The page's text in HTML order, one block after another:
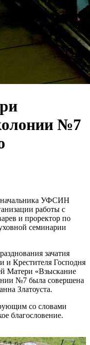
№7
УФСИН
работы с
и проректор по
семинарии
зачатия
и Крестителя Господня
Матери «Взыскание
№7 была совершена
Златоуста.
со словами
благословение.